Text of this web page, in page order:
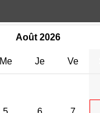
Août 2026
Me Je Ve